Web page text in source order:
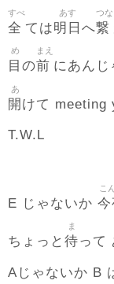
全
すべ
ては明日
あす
へ繋
つな
目
め
の前
まえ
にあんじ
開
あ
けて meeting
T.W.L
E じゃないか 今
こ
ちょっと 待
ま
って
Aじゃないか B